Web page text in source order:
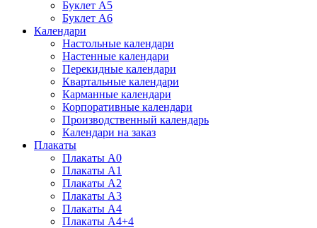
Буклет А5
Буклет А6
Календари
Настольные календари
Настенные календари
Перекидные календари
Квартальные календари
Карманные календари
Корпоративные календари
Производственный календарь
Календари на заказ
Плакаты
Плакаты А0
Плакаты А1
Плакаты А2
Плакаты А3
Плакаты А4
Плакаты А4+4